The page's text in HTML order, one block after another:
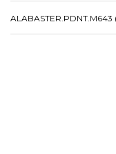
ALABASTER.​​​​PDNT.​​​​M643